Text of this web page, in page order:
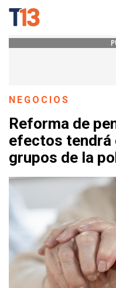
NEGOCIOS
Reforma de
efectos
grupos de la